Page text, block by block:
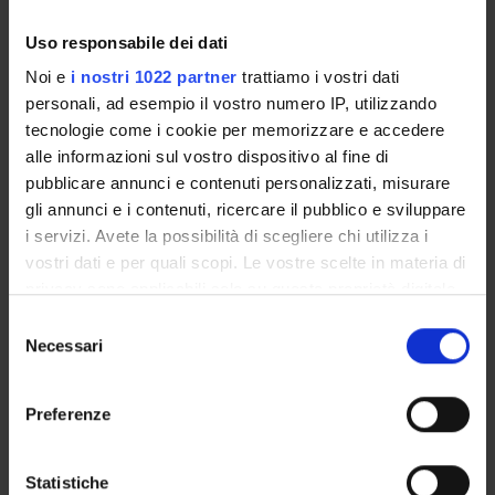
Uso responsabile dei dati
Noi e i nostri 1022 partner trattiamo i vostri dati
personali, ad esempio il vostro numero IP, utilizzando
tecnologie come i cookie per memorizzare e accedere
alle informazioni sul vostro dispositivo al fine di
pubblicare annunci e contenuti personalizzati, misurare
gli annunci e i contenuti, ricercare il pubblico e sviluppare
i servizi. Avete la possibilità di scegliere chi utilizza i
vostri dati e per quali scopi. Le vostre scelte in materia di
modificare o revocare il proprio consenso in qualsiasi
momento dalla Dichiarazione sui cookie o facendo clic
raccogliere informazioni sulla tua posizione
Necessari
Preferenze
Statistiche
09:00 - 13:00
Durata: 04:00
contrattisti
DSE [1.11 - 1]
population
policy
Maggio 2026
Durata: 04:00
The Micro
Perspective
Labor,
land
land and
in Ethiopia,
checkpoints